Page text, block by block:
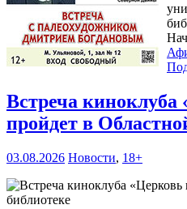
Встреча
пройдет в
03.08.2026 Новости, 18+